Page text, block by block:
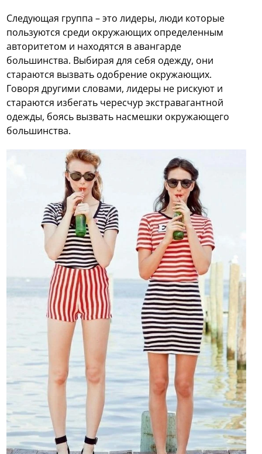
Следующая группа – это лидеры, люди которые
пользуются среди окружающих определенным
авторитетом и находятся в авангарде
большинства. Выбирая для себя одежду, они
стараются вызвать одобрение окружающих.
Говоря другими словами, лидеры не рискуют и
стараются избегать чересчур экстравагантной
одежды, боясь вызвать насмешки окружающего
большинства.